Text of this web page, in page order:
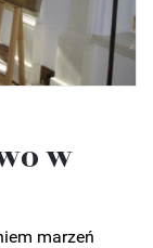
w
marzeń